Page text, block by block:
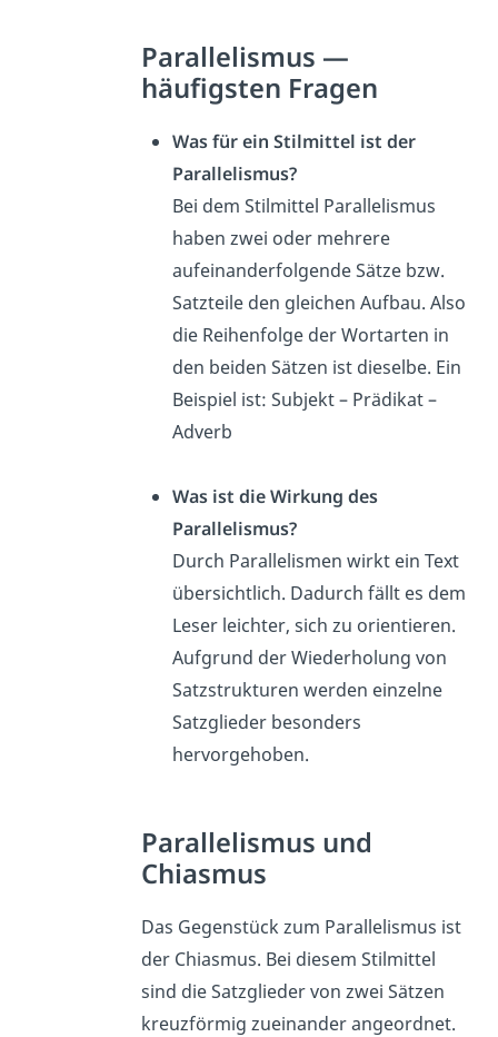
Parallelismus —
häufigsten Fragen
Was für ein Stilmittel ist der
Parallelismus?
Bei dem Stilmittel Parallelismus
haben zwei oder mehrere
aufeinanderfolgende Sätze bzw.
Satzteile den gleichen Aufbau. Also
die Reihenfolge der Wortarten in
den beiden Sätzen ist dieselbe. Ein
Beispiel ist: Subjekt – Prädikat –
Adverb
Was ist die Wirkung des
Parallelismus?
Durch Parallelismen wirkt ein Text
übersichtlich. Dadurch fällt es dem
Leser leichter, sich zu orientieren.
Aufgrund der Wiederholung von
Satzstrukturen werden einzelne
Satzglieder besonders
hervorgehoben.
Parallelismus und
Chiasmus
Das Gegenstück zum Parallelismus ist
der Chiasmus. Bei diesem Stilmittel
sind die Satzglieder von zwei Sätzen
kreuzförmig zueinanderangeordnet.